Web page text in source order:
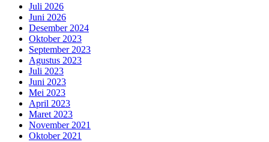
Juli 2026
Juni 2026
Desember 2024
Oktober 2023
September 2023
Agustus 2023
Juli 2023
Juni 2023
Mei 2023
April 2023
Maret 2023
November 2021
Oktober 2021